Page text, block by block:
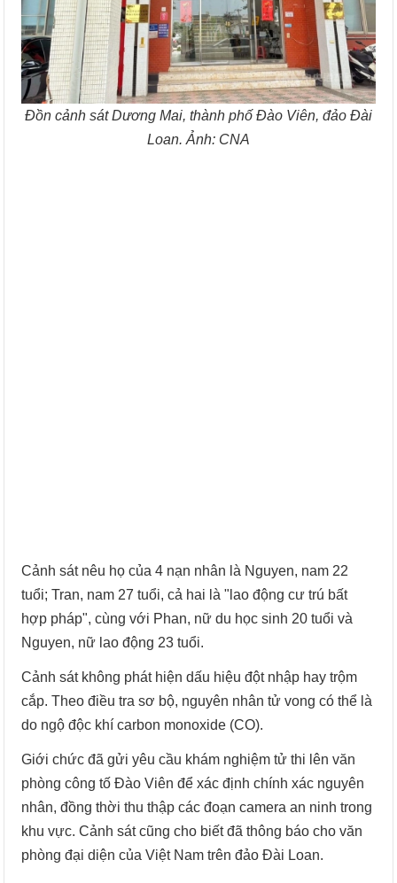
Đồn cảnh sát Dương Mai, thành phố Đào Viên, đảo Đài
Loan. Ảnh: CNA
Cảnh sát nêu họ của 4 nạn nhân là Nguyen, nam 22
tuổi; Tran, nam 27 tuổi, cả hai là "lao động cư trú bất
hợp pháp", cùng với Phan, nữ du học sinh 20 tuổi và
Nguyen, nữ lao động 23 tuổi.
Cảnh sát không phát hiện dấu hiệu đột nhập hay trộm
cắp. Theo điều tra sơ bộ, nguyên nhân tử vong có thể là
do ngộ độc khí carbon monoxide (CO).
Giới chức đã gửi yêu cầu khám nghiệm tử thi lên văn
phòng công tố Đào Viên để xác định chính xác nguyên
nhân, đồng thời thu thập các đoạn camera an ninh trong
khu vực. Cảnh sát cũng cho biết đã thông báo cho văn
phòng đại diện của Việt Nam trên đảo Đài Loan.